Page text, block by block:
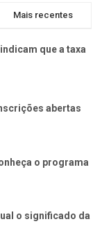
Mais recentes
que a taxa
abertas
o programa
o significado da